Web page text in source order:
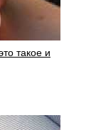
такое и